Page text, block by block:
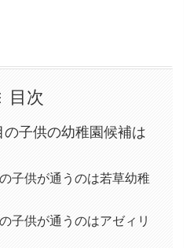
目次
子供の幼稚園候補は
子供が通うのは若草幼稚
子供が通うのはアゼィリ